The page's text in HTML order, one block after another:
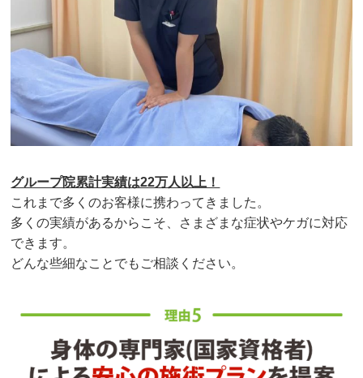
グループ院累計実績は22万人以上！
これまで多くのお客様に携わってきました。
多くの実績があるからこそ、さまざまな症状やケガに対応
できます。
どんな些細なことでもご相談ください。